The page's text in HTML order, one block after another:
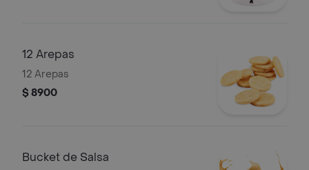
12 Arepas
12 Arepas
$ 8900
Bucket de Salsa